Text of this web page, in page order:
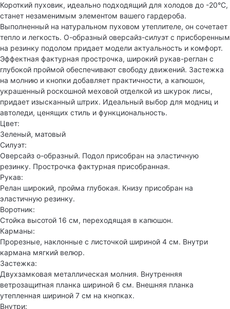
Короткий пуховик, идеально подходящий для холодов до -20°C,
станет незаменимым элементом вашего гардероба.
Выполненный на натуральном пуховом утеплителе, он сочетает
тепло и легкость. О-образный оверсайз-силуэт с присборенным
на резинку подолом придает модели актуальность и комфорт.
Эффектная фактурная прострочка, широкий рукав-реглан с
глубокой проймой обеспечивают свободу движений. Застежка
на молнию и кнопки добавляет практичности, а капюшон,
украшенный роскошной меховой отделкой из шкурок лисы,
придает изысканный штрих. Идеальный выбор для модниц и
автоледи, ценящих стиль и функциональность.
Цвет:
Зеленый, матовый
Силуэт:
Оверсайз о-образный. Подол присобран на эластичную
резинку. Прострочка фактурная присобранная.
Рукав:
Релан широкий, пройма глубокая. Книзу присобран на
эластичную резинку.
Воротник:
Стойка высотой 16 см, переходящая в капюшон.
Карманы:
Прорезные, наклонные с листочкой шириной 4 см. Внутри
кармана мягкий велюр.
Застежка:
Двухзамковая металлическая молния. Внутренняя
ветрозащитная планка шириной 6 см. Внешняя планка
утепленная шириной 7 см на кнопках.
Внутри: